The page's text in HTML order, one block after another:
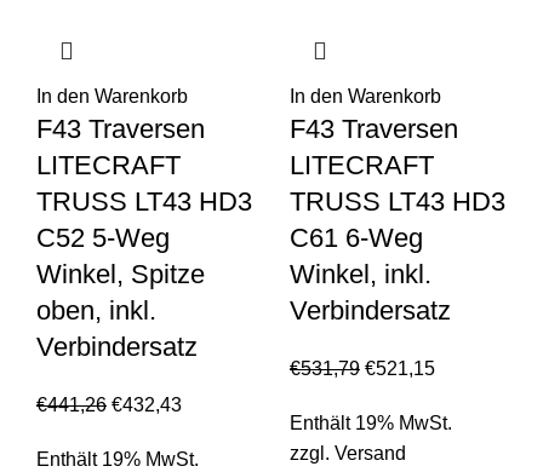
In den Warenkorb
F43 Traversen
LITECRAFT
TRUSS LT43 HD3
C52 5-Weg
Winkel, Spitze
oben, inkl.
Verbindersatz
€441,26 €432,43
Enthält 19% MwSt.
In den Warenkorb
F43 Traversen
LITECRAFT
TRUSS LT43 HD3
C61 6-Weg
Winkel, inkl.
Verbindersatz
€531,79 €521,15
Enthält 19% MwSt.
zzgl. Versand